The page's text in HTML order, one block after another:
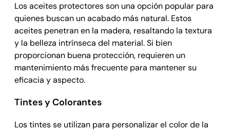
Los aceites protectores son una opción popular para
quienes buscan un acabado más natural. Estos
aceites penetran en la madera, resaltando la textura
y la belleza intrínseca del material. Si bien
proporcionan buena protección, requieren un
mantenimiento más frecuente para mantener su
eficacia y aspecto.
Tintes y Colorantes
Los tintes se utilizan para personalizar el color de la